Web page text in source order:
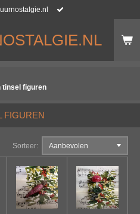
tinsel figuren
FIGUREN
Sorteer: